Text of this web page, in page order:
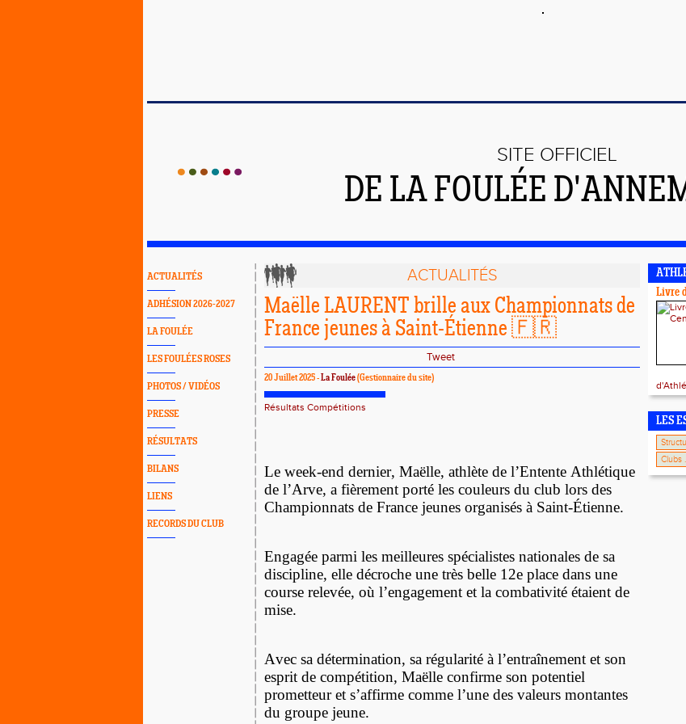
SITE OFFICIEL
DE LA FOULÉE
ACTUALITÉS
ADHÉSION 2026-2027
LA FOULÉE
LES FOULÉES ROSES
PHOTOS / VIDÉOS
PRESSE
RÉSULTATS
BILANS
LIENS
RECORDS DU CLUB
ACTUALITÉS
Maëlle LAURENT brille aux Championnats de
France jeunes à Saint-Étienne 🇫🇷
Tweet
20 Juillet 2025 -La Foulée(Gestionnaire du site)
Résultats Compétitions
Le week-end dernier, Maëlle, athlète de l’Entente Athlétique
de l’Arve, a fièrement porté les couleurs du club lors des
Championnats de France jeunes organisés à Saint-Étienne.
Engagée parmi les meilleures spécialistes nationales de sa
discipline, elle décroche une très belle 12e place dans une
course relevée, où l’engagement et la combativité étaient de
mise.
Avec sa détermination, sa régularité à l’entraînement et son
esprit de compétition, Maëlle confirme son potentiel
prometteur et s’affirme comme l’une des valeurs montantes
du groupe jeune.
Livre
LES